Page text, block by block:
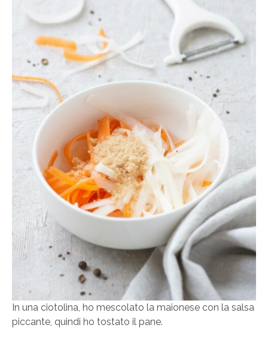
In una ciotolina, ho mescolato la maionese con la salsa
piccante, quindi ho tostato il pane.